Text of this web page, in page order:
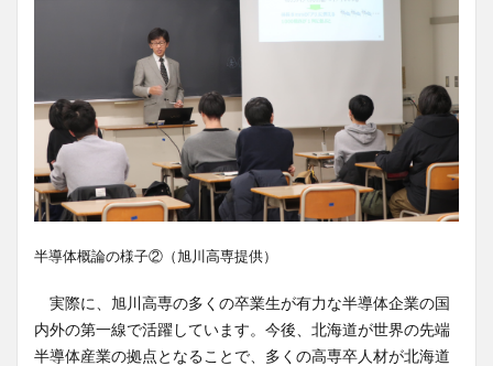
半導体概論の様子②（旭川高専提供）
実際に、旭川高専の多くの卒業生が有力な半導体企業の国
内外の第一線で活躍しています。今後、北海道が世界の先端
半導体産業の拠点となることで、多くの高専卒人材が北海道